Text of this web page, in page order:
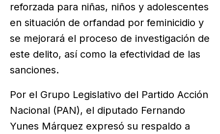
reforzada para niñas, niños y adolescentes
en situación de orfandad por feminicidio y
se mejorará el proceso de investigación de
este delito, así como la efectividad de las
sanciones.
Por el Grupo Legislativo del Partido Acción
Nacional (PAN), el diputado Fernando
Yunes Márquez expresó su respaldo a